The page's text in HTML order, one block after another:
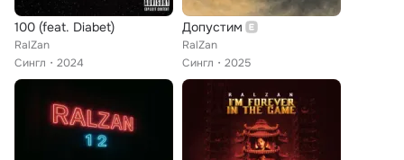
100 (feat. Diabet)
RalZan
Сингл
2024
Допустим
RalZan
Сингл
2025